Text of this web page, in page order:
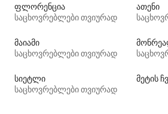
ფლორენცია
საცხოვრებლები თვიურად
ათენი
მაიამი
საცხოვრებლები თვიურად
სიეტლი
საცხოვრებლები თვიურად
მეტის